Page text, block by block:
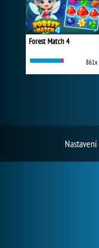
Forest Match 4
861x
Nastavení